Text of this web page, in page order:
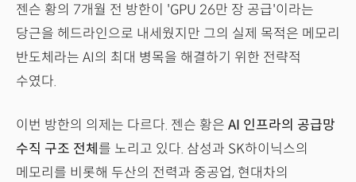
젠슨 황의 7개월 전 방한이 'GPU 26만 장 공급'이라는
당근을 헤드라인으로 내세웠지만 그의 실제 목적은 메모리
반도체라는 AI의 최대 병목을 해결하기 위한 전략적
수였다.
이번 방한의 의제는 다르다. 젠슨 황은 AI 인프라의 공급망
수직 구조 전체 를 노리고 있다. 삼성과 SK하이닉스의
메모리를 비롯해 두산의 전력과 중공업, 현대차의